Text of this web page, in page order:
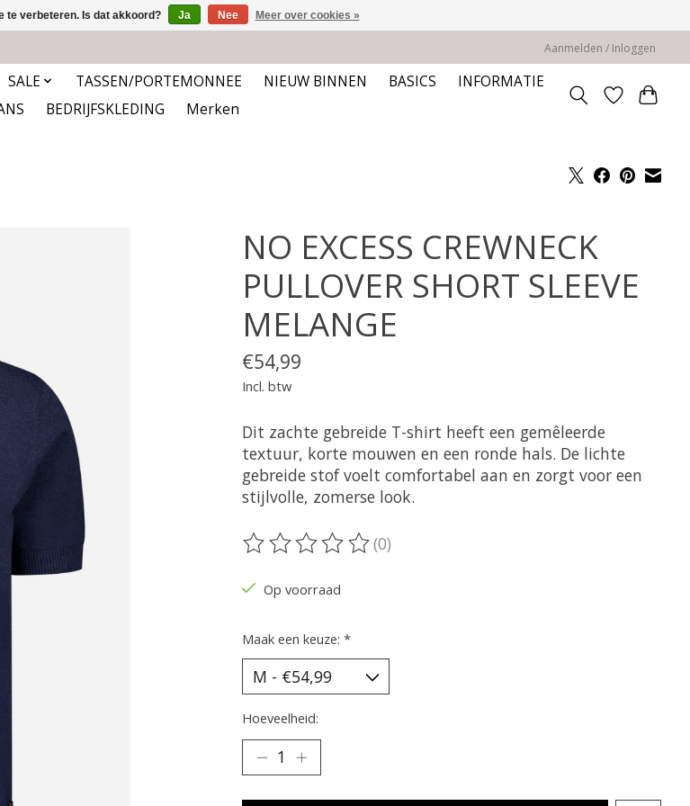
Aanmelden / Inloggen
SALE TASSEN/PORTEMONNEE NIEUW BINNEN BASICS
INFORMATIE
BEDRIJFSKLEDING Merken
NO EXCESS CREWNECK
PULLOVER SHORT SLEEVE
MELANGE
€54,99
Incl. btw
Dit zachte gebreide T-shirt heeft een gemêleerde
textuur, korte mouwen en een ronde hals. De lichte
gebreide stof voelt comfortabel aan en zorgt voor een
stijlvolle, zomerse look.
De beoordeling van dit product is
(0)
Op voorraad
Maak een keuze: *
Hoeveelheid:
te verbeteren. Is dat akkoord? Ja Nee Meer over cookies »